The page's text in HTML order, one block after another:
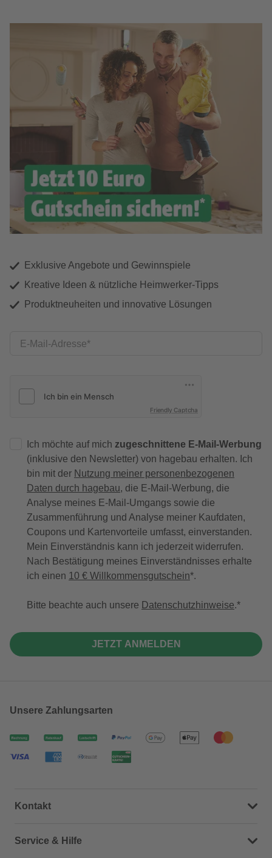
Exklusive Angebote und Gewinnspiele
Kreative Ideen & nützliche Heimwerker-Tipps
Produktneuheiten und innovative Lösungen
E-Mail-Adresse
Friendly Captcha
Ich möchte auf mich zugeschnittene E-Mail-Werbung
(inklusive den Newsletter) von hagebau erhalten. Ich
bin mit der Nutzung meiner personenbezogenen
Daten durch hagebau, die E-Mail-Werbung, die
Analyse meines E-Mail-Umgangs sowie die
Zusammenführung und Analyse meiner Kaufdaten,
Coupons und Kartenvorteile umfasst, einverstanden.
Mein Einverständnis kann ich jederzeit widerrufen.
Nach Bestätigung meines Einverständnisses erhalte
ich einen 10 € Willkommensgutschein*.
Bitte beachte auch unsere Datenschutzhinweise.
JETZT ANMELDEN
Unsere Zahlungsarten
Kontakt
Dein Kontakt zu uns
Service & Hilfe